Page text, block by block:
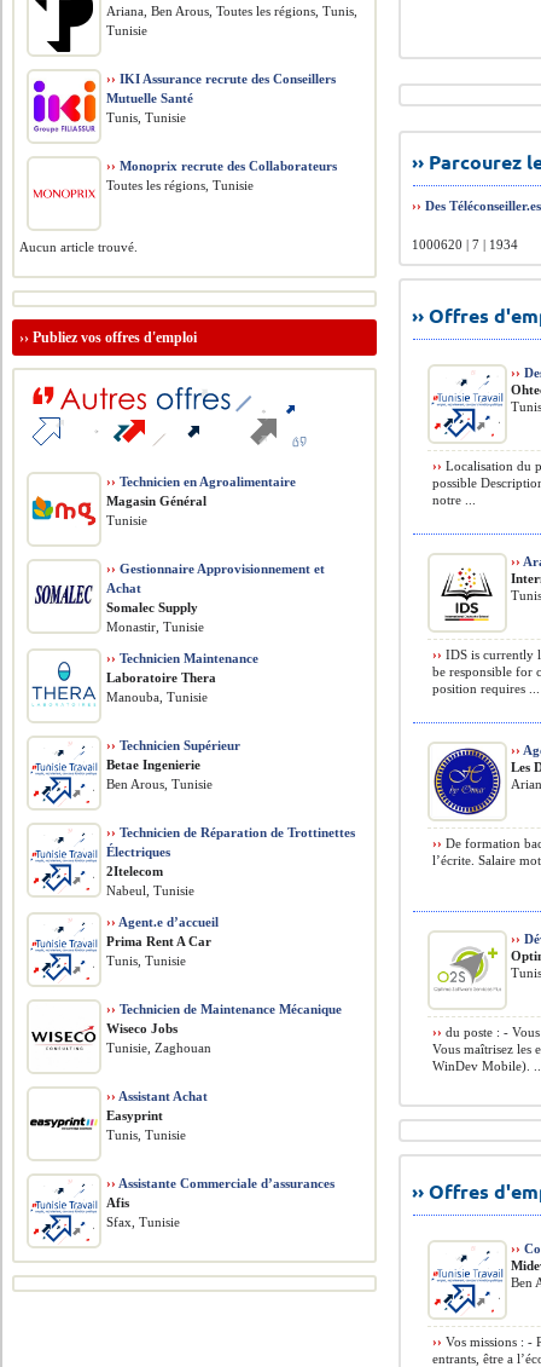
››
››Des
1000620 | 7 | 1934
›› Offres
››
›› Localisation du
possible
notre ...
››
›› IDS is currently
be responsible for
position requires ...
››
Les
›› De formation
l’écrite. Salaire
››
›› du poste : -
Vous maîtrisez les
WinDev Mobile).
›› Offres
››
Ben
›› Vos missions : -
entrants, être a
Ariana, Ben Arous, Toutes les régions, Tunis,
Tunisie
›› IKI Assurance recrute des Conseillers
Mutuelle Santé
Tunis, Tunisie
›› Monoprix recrute des Collaborateurs
Toutes les régions, Tunisie
Aucun article trouvé.
››Publiez vos offres d'emploi
›› Technicien en Agroalimentaire
Magasin Général
Tunisie
›› Gestionnaire Approvisionnement et
Achat
Somalec Supply
Monastir, Tunisie
›› Technicien Maintenance
Laboratoire Thera
Manouba, Tunisie
›› Technicien Supérieur
Betae Ingenierie
Ben Arous, Tunisie
›› Technicien de Réparation de Trottinettes
Électriques
2Itelecom
Nabeul, Tunisie
›› Agent.e d’accueil
Prima Rent A Car
Tunis, Tunisie
›› Technicien de Maintenance Mécanique
Wiseco Jobs
Tunisie, Zaghouan
›› Assistant Achat
Easyprint
Tunis, Tunisie
›› Assistante Commerciale d’assurances
Afis
Sfax, Tunisie